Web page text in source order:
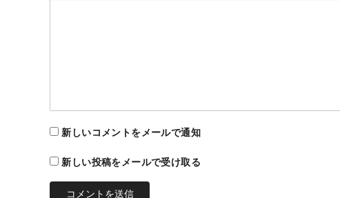
新しいコメントをメールで通知
新しい投稿をメールで受け取る